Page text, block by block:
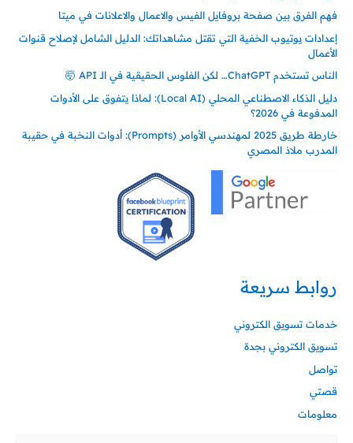
فهم الفرق بين صفحة بروفايل الفيس والاعمال والاعلانات في ميتا
إعدادات يوتيوب الخفية التي تقتل مشاهداتك: الدليل الشامل لإصلاح قنوات
الأعمال
الناس تستخدم ChatGPT… لكن الفلوس الحقيقية في الـ API 🤯
دليل الذكاء الاصطناعي المحلي (Local AI): لماذا يتفوق على الأدوات
المدفوعة في 2026؟
خارطة طريق 2025 لمهندسي الأوامر (Prompts): أدوات النخبة في حقيبة
المدرب ملاذ المصري
روابط سريعة
خدمات تسويق الكتروني
تسويق الكتروني بجدة
تواصل
قصتي
معلومات